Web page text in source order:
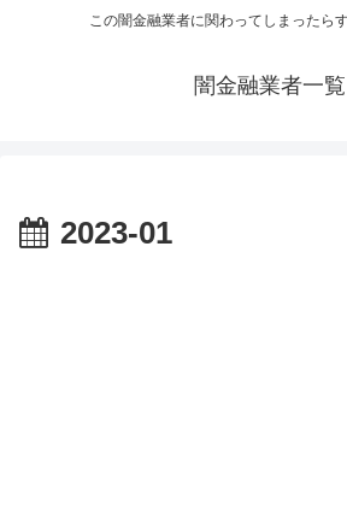
この闇金融業者に関わってしまったら
闇金融業者一覧
2023-01